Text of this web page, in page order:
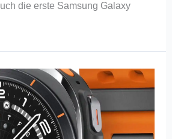
die erste Samsung Galaxy